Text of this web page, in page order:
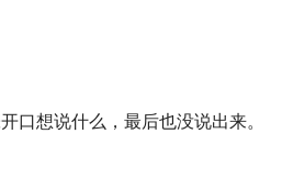
口想说什么，最后也没说出来。